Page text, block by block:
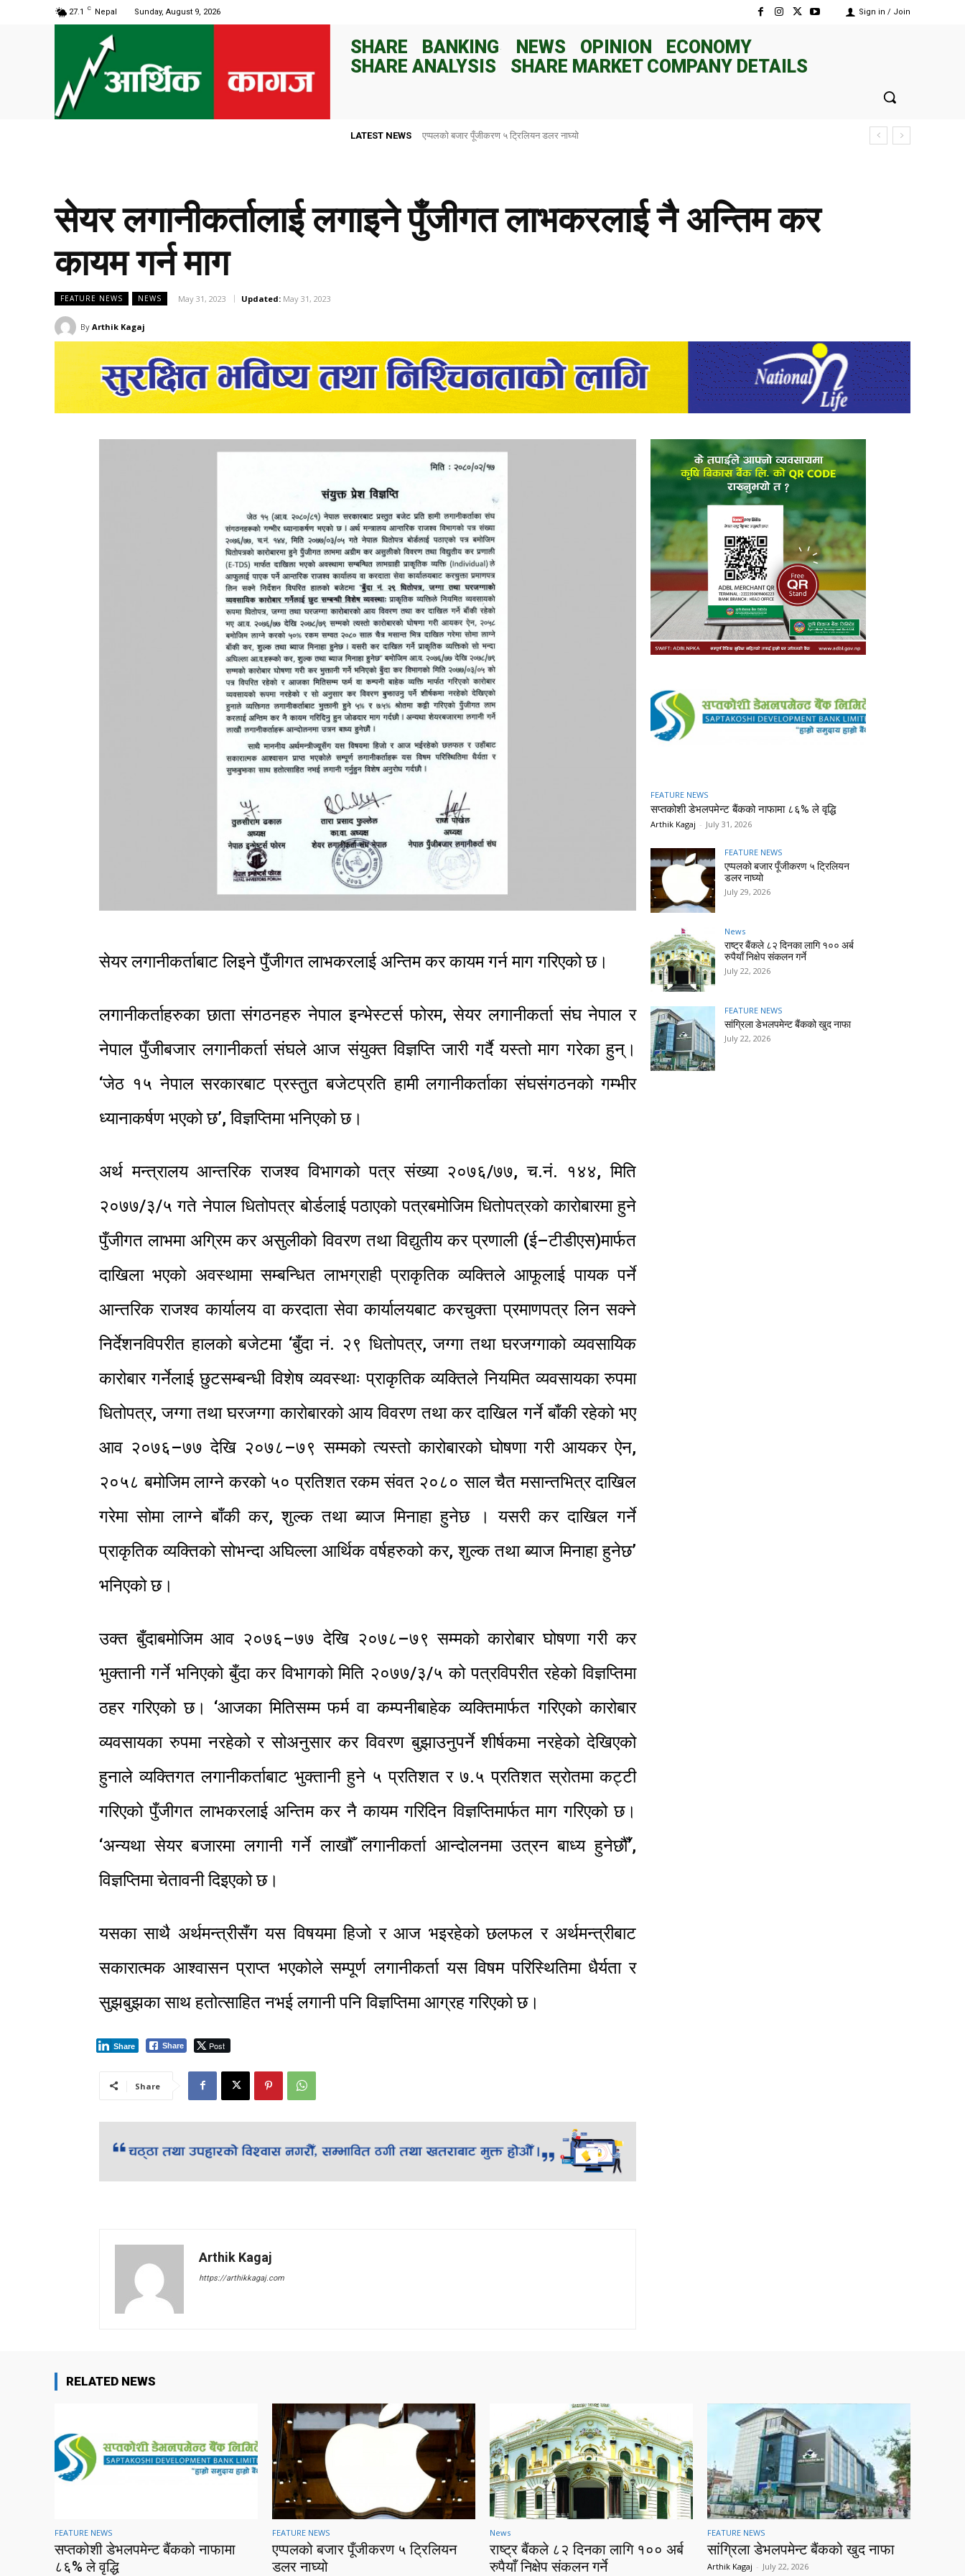
27.1 C Nepal Sunday, August 9, 2026 Sign in / Join
SHARE BANKING NEWS OPINION
ECONOMY
SHARE ANALYSIS
SHARE MARKET COMPANY DETAILS
LATEST NEWS राष्ट्र बैंकले ८२ दिनका लागि १०० अर्ब रुपैयाँ निक्षेप संकलन गर्ने
सेयर लगानीकर्तालाई लगाइने पुँजीगत लाभकरलाई नै अन्तिम कर
कायम गर्न माग
FEATURE NEWS NEWS May 31, 2023 Updated: May 31, 2023
By Arthik Kagaj
सेयर लगानीकर्ताबाट लिइने पुँजीगत लाभकरलाई अन्तिम कर कायम गर्न माग गरिएको छ।
लगानीकर्ताहरुका छाता संगठनहरु नेपाल इन्भेस्टर्स फोरम, सेयर लगानीकर्ता संघ नेपाल र
नेपाल पुँजीबजार लगानीकर्ता संघले आज संयुक्त विज्ञप्ति जारी गर्दै यस्तो माग गरेका हुन्।
‘जेठ १५ नेपाल सरकारबाट प्रस्तुत बजेटप्रति हामी लगानीकर्ताका संघसंगठनको गम्भीर
ध्यानाकर्षण भएको छ’, विज्ञप्तिमा भनिएको छ।
अर्थ मन्त्रालय आन्तरिक राजश्व विभागको पत्र संख्या २०७६/७७, च.नं. १४४, मिति
२०७७/३/५ गते नेपाल धितोपत्र बोर्डलाई पठाएको पत्रबमोजिम धितोपत्रको कारोबारमा हुने
पुँजीगत लाभमा अग्रिम कर असुलीको विवरण तथा विद्युतीय कर प्रणाली (ई–टीडीएस)मार्फत
दाखिला भएको अवस्थामा सम्बन्धित लाभग्राही प्राकृतिक व्यक्तिले आफूलाई पायक पर्ने
आन्तरिक राजश्व कार्यालय वा करदाता सेवा कार्यालयबाट करचुक्ता प्रमाणपत्र लिन सक्ने
निर्देशनविपरीत हालको बजेटमा ‘बुँदा नं. २९ धितोपत्र, जग्गा तथा घरजग्गाको व्यवसायिक
कारोबार गर्नेलाई छुटसम्बन्धी विशेष व्यवस्थाः प्राकृतिक व्यक्तिले नियमित व्यवसायका रुपमा
धितोपत्र, जग्गा तथा घरजग्गा कारोबारको आय विवरण तथा कर दाखिल गर्ने बाँकी रहेको भए
आव २०७६–७७ देखि २०७८–७९ सम्मको त्यस्तो कारोबारको घोषणा गरी आयकर ऐन,
२०५८ बमोजिम लाग्ने करको ५० प्रतिशत रकम संवत २०८० साल चैत मसान्तभित्र दाखिल
गरेमा सोमा लाग्ने बाँकी कर, शुल्क तथा ब्याज मिनाहा हुनेछ । यसरी कर दाखिल गर्ने
प्राकृतिक व्यक्तिको सोभन्दा अघिल्ला आर्थिक वर्षहरुको कर, शुल्क तथा ब्याज मिनाहा हुनेछ’
भनिएको छ।
उक्त बुँदाबमोजिम आव २०७६–७७ देखि २०७८–७९ सम्मको कारोबार घोषणा गरी कर
भुक्तानी गर्ने भनिएको बुँदा कर विभागको मिति २०७७/३/५ को पत्रविपरीत रहेको विज्ञप्तिमा
ठहर गरिएको छ। ‘आजका मितिसम्म फर्म वा कम्पनीबाहेक व्यक्तिमार्फत गरिएको कारोबार
व्यवसायका रुपमा नरहेको र सोअनुसार कर विवरण बुझाउनुपर्ने शीर्षकमा नरहेको देखिएको
हुनाले व्यक्तिगत लगानीकर्ताबाट भुक्तानी हुने ५ प्रतिशत र ७.५ प्रतिशत स्रोतमा कट्टी
गरिएको पुँजीगत लाभकरलाई अन्तिम कर नै कायम गरिदिन विज्ञप्तिमार्फत माग गरिएको छ।
‘अन्यथा सेयर बजारमा लगानी गर्ने लाखौँ लगानीकर्ता आन्दोलनमा उत्रन बाध्य हुनेछौँ’,
विज्ञप्तिमा चेतावनी दिइएको छ।
यसका साथै अर्थमन्त्रीसँग यस विषयमा हिजो र आज भइरहेको छलफल र अर्थमन्त्रीबाट
सकारात्मक आश्वासन प्राप्त भएकोले सम्पूर्ण लगानीकर्ता यस विषम परिस्थितिमा धैर्यता र
सुझबुझका साथ हतोत्साहित नभई लगानी पनि विज्ञप्तिमा आग्रह गरिएको छ।
Share Post
Share
Share
Arthik Kagaj
https://arthikkagaj.com
FEATURE NEWS
सप्तकोशी डेभलपमेन्ट बैंकको नाफामा ८६% ले वृद्धि
Arthik Kagaj - July 31, 2026
FEATURE NEWS
एप्पलको बजार पूँजीकरण ५ ट्रिलियन
डलर नाघ्यो
July 29, 2026
News
राष्ट्र बैंकले ८२ दिनका लागि १०० अर्ब
रुपैयाँ निक्षेप संकलन गर्ने
July 22, 2026
FEATURE NEWS
सांग्रिला डेभलपमेन्ट बैंकको खुद नाफा
July 22, 2026
RELATED NEWS
FEATURE NEWS
सप्तकोशी डेभलपमेन्ट बैंकको नाफामा
८६% ले वृद्धि
FEATURE NEWS
एप्पलको बजार पूँजीकरण ५ ट्रिलियन
डलर नाघ्यो
News
राष्ट्र बैंकले ८२ दिनका लागि १०० अर्ब
रुपैयाँ निक्षेप संकलन गर्ने
FEATURE NEWS
सांग्रिला डेभलपमेन्ट बैंकको खुद नाफा
Arthik Kagaj - July 22, 2026